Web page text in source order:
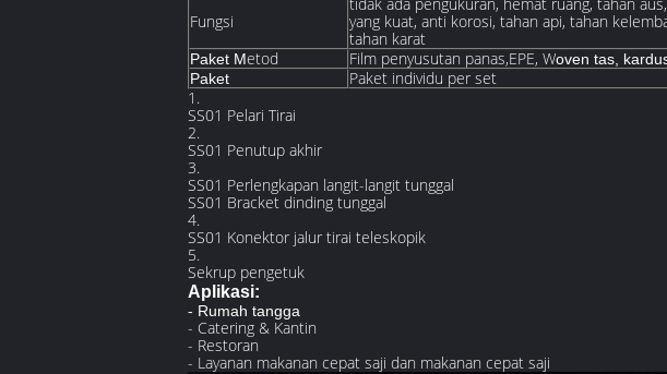
Fungsi
yang kuat, anti korosi, tahan api, tahan
tahan karat
Paket Metod Film penyusutan panas,EPE, Woven tas,
Paket
Paket individu per set
1.
SS01 Pelari Tirai
2.
SS01 Penutup akhir
3.
SS01 Perlengkapan langit-langit tunggal
SS01 Bracket dinding tunggal
4.
SS01 Konektor jalur tirai teleskopik
5.
Sekrup pengetuk
Aplikasi:
- Rumah tangga
- Catering & Kantin
- Restoran
- Layanan makanan cepat saji dan makanan cepat saji